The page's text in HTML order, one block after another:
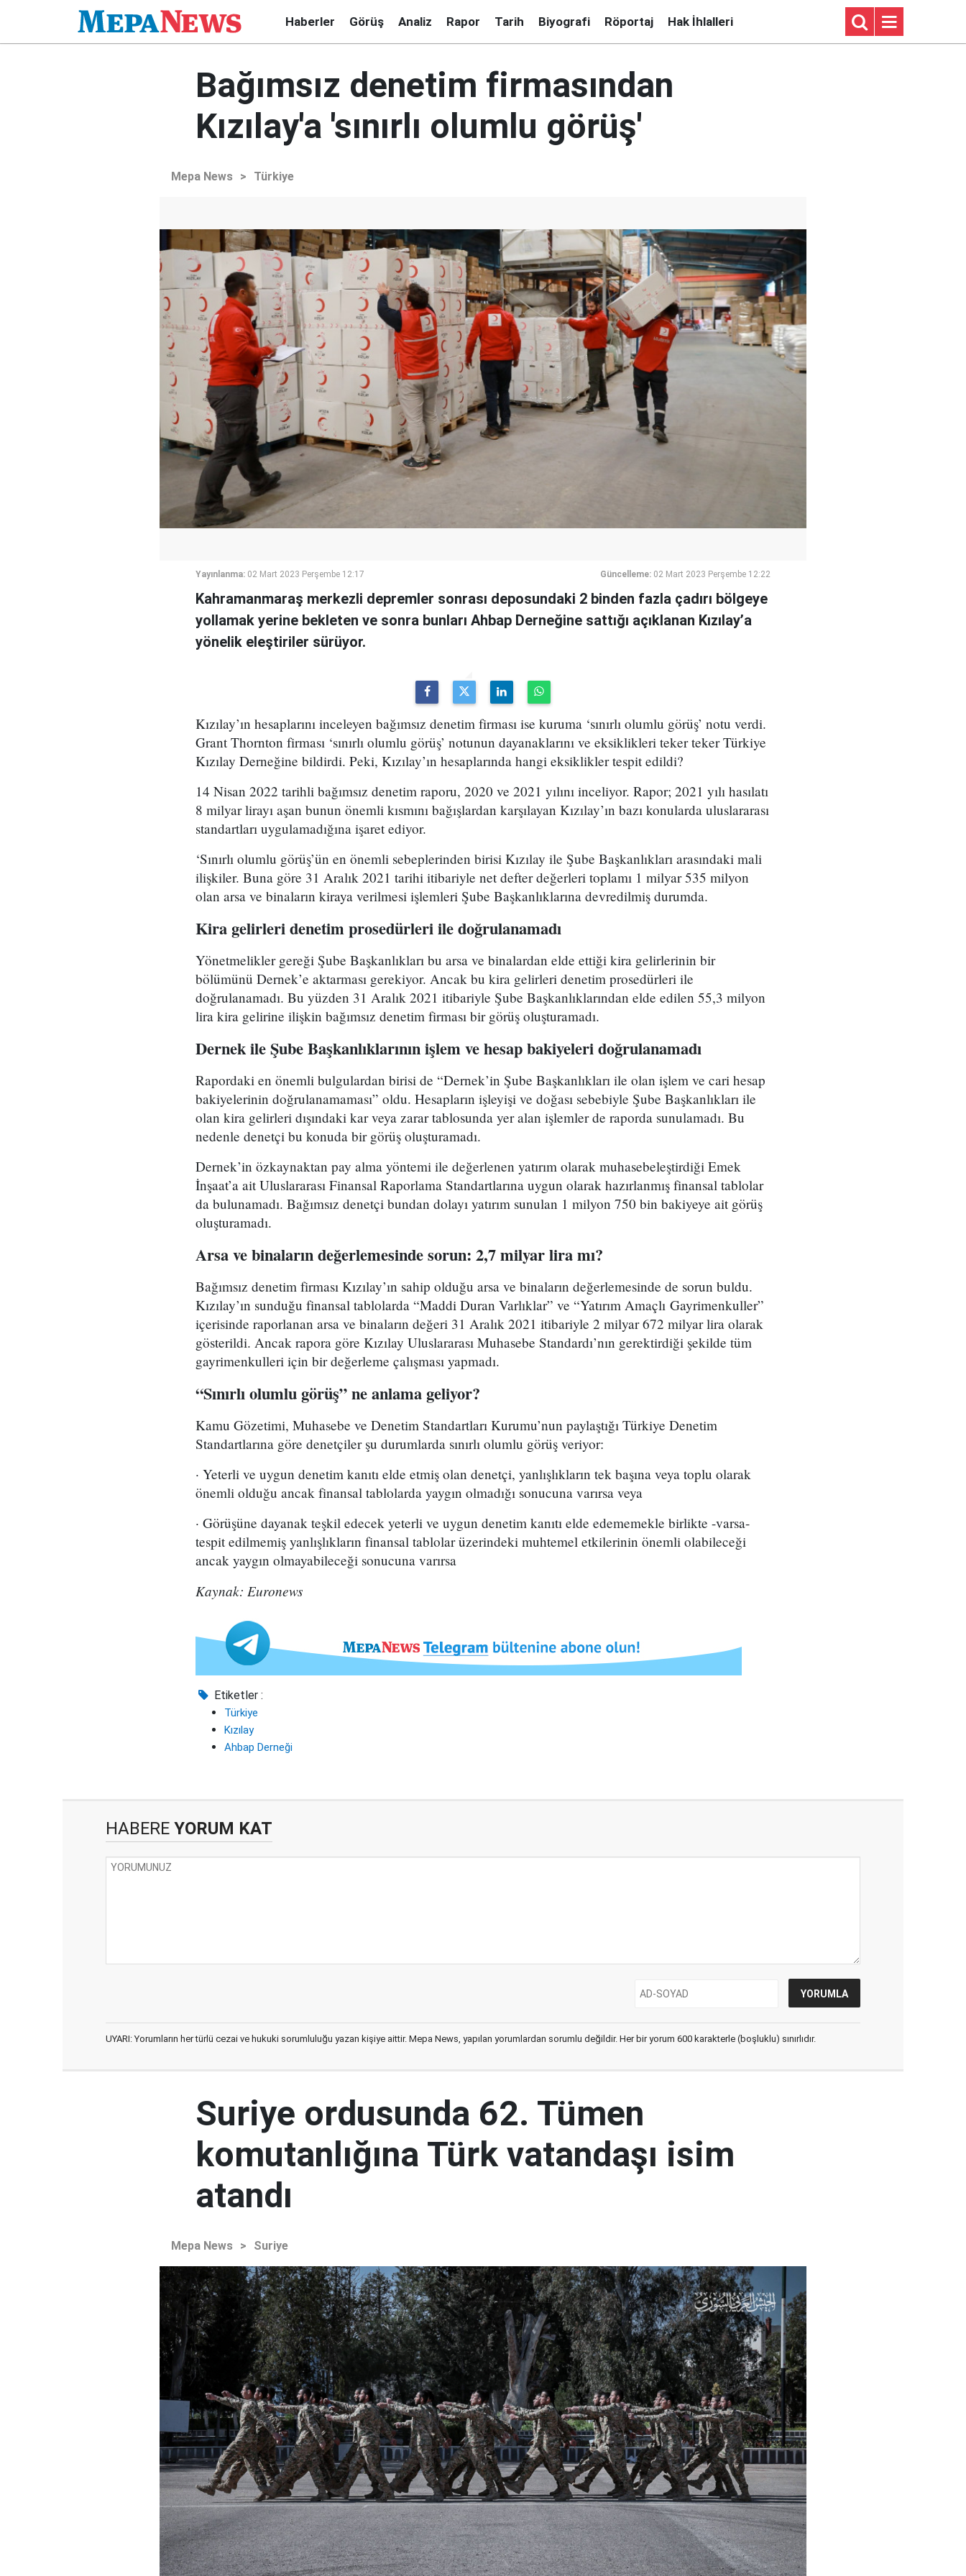
Haberler Görüş Analiz Rapor Tarih Biyografi Röportaj Hak İhlalleri
Bağımsız denetim firmasından
Kızılay'a 'sınırlı olumlu görüş'
Mepa News > Türkiye
Yayınlanma: 02 Mart 2023 Perşembe 12:17 Güncelleme: 02 Mart 2023 Perşembe 12:22
Kahramanmaraş merkezli depremler sonrası deposundaki 2 binden fazla çadırı bölgeye
yollamak yerine bekleten ve sonra bunları Ahbap Derneğine sattığı açıklanan Kızılay’a
yönelik eleştiriler sürüyor.
Kızılay’ın hesaplarını inceleyen bağımsız denetim firması ise kuruma ‘sınırlı olumlu görüş’ notu verdi.
Grant Thornton firması ‘sınırlı olumlu görüş’ notunun dayanaklarını ve eksiklikleri teker teker Türkiye
Kızılay Derneğine bildirdi. Peki, Kızılay’ın hesaplarında hangi eksiklikler tespit edildi?
14 Nisan 2022 tarihli bağımsız denetim raporu, 2020 ve 2021 yılını inceliyor. Rapor; 2021 yılı hasılatı
8 milyar lirayı aşan bunun önemli kısmını bağışlardan karşılayan Kızılay’ın bazı konularda uluslararası
standartları uygulamadığına işaret ediyor.
‘Sınırlı olumlu görüş’ün en önemli sebeplerinden birisi Kızılay ile Şube Başkanlıkları arasındaki mali
ilişkiler. Buna göre 31 Aralık 2021 tarihi itibariyle net defter değerleri toplamı 1 milyar 535 milyon
olan arsa ve binaların kiraya verilmesi işlemleri Şube Başkanlıklarına devredilmiş durumda.
Kira gelirleri denetim prosedürleri ile doğrulanamadı
Yönetmelikler gereği Şube Başkanlıkları bu arsa ve binalardan elde ettiği kira gelirlerinin bir
bölümünü Dernek’e aktarması gerekiyor. Ancak bu kira gelirleri denetim prosedürleri ile
doğrulanamadı. Bu yüzden 31 Aralık 2021 itibariyle Şube Başkanlıklarından elde edilen 55,3 milyon
lira kira gelirine ilişkin bağımsız denetim firması bir görüş oluşturamadı.
Dernek ile Şube Başkanlıklarının işlem ve hesap bakiyeleri doğrulanamadı
Rapordaki en önemli bulgulardan birisi de “Dernek’in Şube Başkanlıkları ile olan işlem ve cari hesap
bakiyelerinin doğrulanamaması” oldu. Hesapların işleyişi ve doğası sebebiyle Şube Başkanlıkları ile
olan kira gelirleri dışındaki kar veya zarar tablosunda yer alan işlemler de raporda sunulamadı. Bu
nedenle denetçi bu konuda bir görüş oluşturamadı.
Dernek’in özkaynaktan pay alma yöntemi ile değerlenen yatırım olarak muhasebeleştirdiği Emek
İnşaat’a ait Uluslararası Finansal Raporlama Standartlarına uygun olarak hazırlanmış finansal tablolar
da bulunamadı. Bağımsız denetçi bundan dolayı yatırım sunulan 1 milyon 750 bin bakiyeye ait görüş
oluşturamadı.
Arsa ve binaların değerlemesinde sorun: 2,7 milyar lira mı?
Bağımsız denetim firması Kızılay’ın sahip olduğu arsa ve binaların değerlemesinde de sorun buldu.
Kızılay’ın sunduğu finansal tablolarda “Maddi Duran Varlıklar” ve “Yatırım Amaçlı Gayrimenkuller”
içerisinde raporlanan arsa ve binaların değeri 31 Aralık 2021 itibariyle 2 milyar 672 milyar lira olarak
gösterildi. Ancak rapora göre Kızılay Uluslararası Muhasebe Standardı’nın gerektirdiği şekilde tüm
gayrimenkulleri için bir değerleme çalışması yapmadı.
“Sınırlı olumlu görüş” ne anlama geliyor?
Kamu Gözetimi, Muhasebe ve Denetim Standartları Kurumu’nun paylaştığı Türkiye Denetim
Standartlarına göre denetçiler şu durumlarda sınırlı olumlu görüş veriyor:
· Yeterli ve uygun denetim kanıtı elde etmiş olan denetçi, yanlışlıkların tek başına veya toplu olarak
önemli olduğu ancak finansal tablolarda yaygın olmadığı sonucuna varırsa veya
· Görüşüne dayanak teşkil edecek yeterli ve uygun denetim kanıtı elde edememekle birlikte -varsa-
tespit edilmemiş yanlışlıkların finansal tablolar üzerindeki muhtemel etkilerinin önemli olabileceği
ancak yaygın olmayabileceği sonucuna varırsa
Kaynak: Euronews
Etiketler :
Türkiye
Kızılay
Ahbap Derneği
HABERE YORUM KAT
UYARI: Yorumların her türlü cezai ve hukuki sorumluluğu yazan kişiye aittir. Mepa News, yapılan yorumlardan sorumlu değildir. Her bir yorum 600 karakterle (boşluklu) sınırlıdır.
Suriye ordusunda 62. Tümen
komutanlığına Türk vatandaşı isim
atandı
Mepa News > Suriye